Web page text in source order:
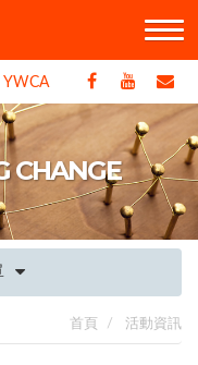
YWCA
CHANGE
首頁 活動資訊